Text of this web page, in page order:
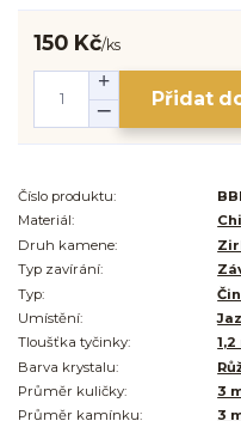
150 Kč/ks
Přidat
Číslo produktu:
Materiál:
Druh kamene:
Typ zavírání:
Typ:
Umístění:
Tloušťka tyčinky:
Barva krystalu:
Průměr kuličky:
3
Průměr kamínku:
3